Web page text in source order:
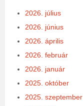
2026. július
2026. június
2026. április
2026. február
2026. január
2025. október
2025. szeptember